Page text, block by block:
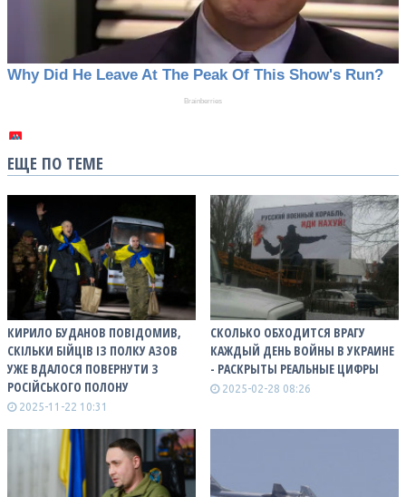
ЕЩЕ ПО ТЕМЕ
КИРИЛО БУДАНОВ ПОВІДОМИВ,
СКІЛЬКИ БІЙЦІВ ІЗ ПОЛКУ АЗОВ
УЖЕ ВДАЛОСЯ ПОВЕРНУТИ З
РОСІЙСЬКОГО ПОЛОНУ
2025-11-22 10:31
СКОЛЬКО ОБХОДИТСЯ ВРАГУ
КАЖДЫЙ ДЕНЬ ВОЙНЫ В УКРАИНЕ
- РАСКРЫТЫ РЕАЛЬНЫЕ ЦИФРЫ
2025-02-28 08:26